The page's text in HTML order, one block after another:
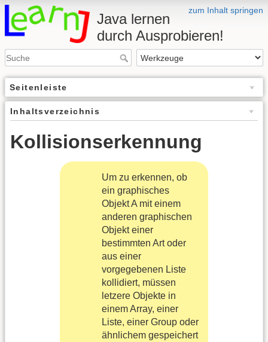
zum Inhalt springen
Java lernen
durch Ausprobieren!
Seitenleiste
Inhaltsverzeichnis
Kollisionserkennung
Um zu erkennen, ob
ein graphisches
Objekt A mit einem
anderen graphischen
Objekt einer
bestimmten Art oder
aus einer
vorgegebenen Liste
kollidiert, müssen
letzere Objekte in
einem Array, einer
Liste, einer Group oder
ähnlichem gespeichert